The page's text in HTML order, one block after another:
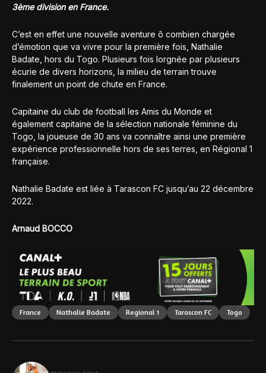
3ème division en France.
C’est en effet une nouvelle aventure ô combien chargée
d’émotion que va vivre pour la première fois, Nathalie
Badate, hors du Togo. Plusieurs fois lorgnée par plusieurs
écurie de divers horizons, la milieu de terrain trouve
finalement un point de chute en France.
Capitaine du club de football les Amis du Monde et
également capitaine de la sélection nationale féminine du
Togo, la joueuse de 30 ans va connaître ainsi une première
expérience professionnelle hors de ses terres, en Régional 1
française.
Nathalie Badate est liée à Tarascon FC jusqu’au 22 décembre
2022.
Arnaud BOCCO
France Nathalie Badate Regional 1 Tarascon FC Togo